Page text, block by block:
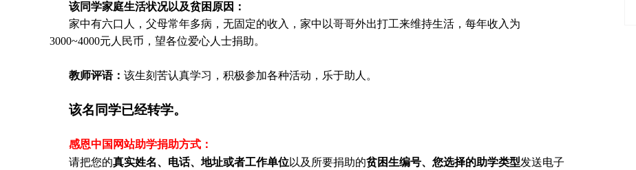
该同学家庭生活状况以及贫困原因：
家中有六口人，父母常年多病，无固定的收入，家中以哥哥外出打工来维持生活，每年收入为
3000~4000元人民币，望各位爱心人士捐助。
教师评语： 该生刻苦认真学习，积极参加各种活动，乐于助人 。
该名同学已经转学。
感恩中国网站助学捐助方式：
请把您的真实姓名、电话、地址或者工作单位以及所要捐助的贫困生编号、您选择的助学类型发送电子